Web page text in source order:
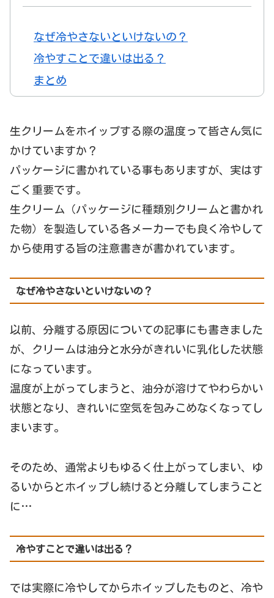
なぜ冷やさないといけないの？
冷やすことで違いは出る？
まとめ
生クリームをホイップする際の温度って皆さん気に
かけていますか？
パッケージに書かれている事もありますが、実はす
ごく重要です。
生クリーム（パッケージに種類別クリームと書かれ
た物）を製造している各メーカーでも良く冷やして
から使用する旨の注意書きが書かれています。
なぜ冷やさないといけないの？
以前、分離する原因についての記事にも書きました
が、クリームは油分と水分がきれいに乳化した状態
になっています。
温度が上がってしまうと、油分が溶けてやわらかい
状態となり、きれいに空気を包みこめなくなってし
まいます。
そのため、通常よりもゆるく仕上がってしまい、ゆ
るいからとホイップし続けると分離してしまうこと
に…
冷やすことで違いは出る？
では実際に冷やしてからホイップしたものと、冷や